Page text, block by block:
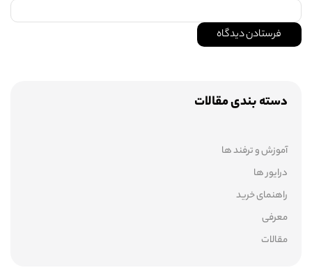
دسته بندی مقالات
آموزش و ترفند ها
درایور ها
راهنمای خرید
معرفی
مقالات